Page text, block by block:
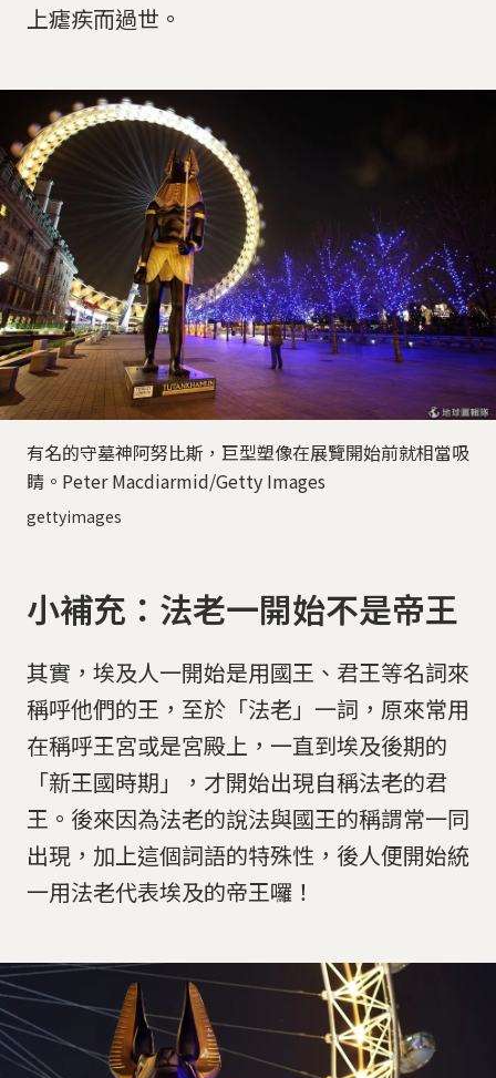
上瘧疾而過世。
有名的守墓神阿努比斯，巨型塑像在展覽開始前就相當吸
睛。Peter Macdiarmid/Getty Images
gettyimages
小補充：法老一開始不是帝王
其實，埃及人一開始是用國王、君王等名詞來
稱呼他們的王，至於「法老」一詞，原來常用
在稱呼王宮或是宮殿上，一直到埃及後期的
「新王國時期」，才開始出現自稱法老的君
王。後來因為法老的說法與國王的稱謂常一同
出現，加上這個詞語的特殊性，後人便開始統
一用法老代表埃及的帝王囉！